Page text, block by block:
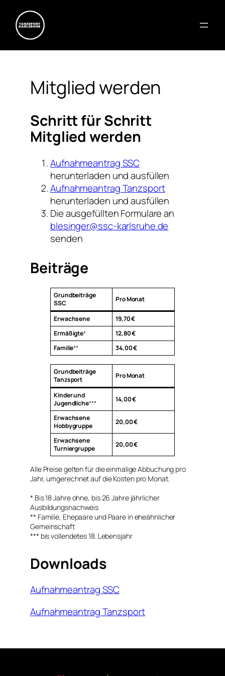
Mitglied werden
Schritt für Schritt
Mitglied werden
Aufnahmeantrag SSC
herunterladen und ausfüllen
Aufnahmeantrag Tanzsport
herunterladen und ausfüllen
Die ausgefüllten Formulare an
blesinger@ssc-karlsruhe.de
senden
Beiträge
Grundbeiträge
SSC
Pro Monat
Erwachsene
19,70 €
Ermäßigte*
12,80 €
Familie** 34,00 €
Grundbeiträge
Tanzsport
Pro Monat
Kinder und
Jugendliche*** 14,00 €
Erwachsene
Hobbygruppe
20,00 €
Erwachsene
Turniergruppe
20,00 €
Alle Preise gelten für die einmalige Abbuchung pro
Jahr, umgerechnet auf die Kosten pro Monat.
* Bis 18 Jahre ohne, bis 26 Jahre jährlicher
Ausbildungsnachweis
** Familie, Ehepaare und Paare in eheähnlicher
Gemeinschaft
*** bis vollendetes 18. Lebensjahr
Downloads
Aufnahmeantrag SSC
Aufnahmeantrag Tanzsport